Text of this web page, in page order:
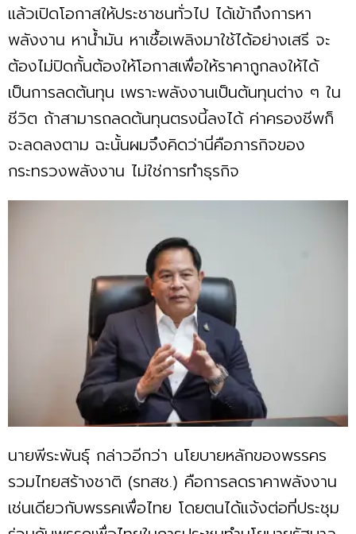
แล้วเปิดโอกาสให้ประชาชนทั่วไป ได้เข้าถึงการหา
พลังงาน หาน้ำมัน หาเชื้อเพลิงมาใช้ได้อย่างเสรี จะ
ต้องไม่ปิดกั้นต้องให้โอกาสเพื่อให้ราคาถูกลงให้ได้
เป็นการลดต้นทุน เพราะพลังงานเป็นต้นทุนต่าง ๆ ใน
ชีวิต ถ้าสามารถลดต้นทุนตรงนี้ลงได้ ค่าครองชีพก็
จะลดลงตาม ฉะนั้นผมจึงคิดว่านี่คือภารกิจของ
กระทรวงพลังงาน ไม่ใช่การทำธุรกิจ
นายพีระพันธุ์ กล่าวอีกว่า นโยบายหลักของพรรคร
รวมไทยสร้างชาติ (รทสช.) คือการลดราคาพลังงาน
เช่นเดียวกับพรรคเพื่อไทย โดยตนได้แจ้งต่อที่ประชุม